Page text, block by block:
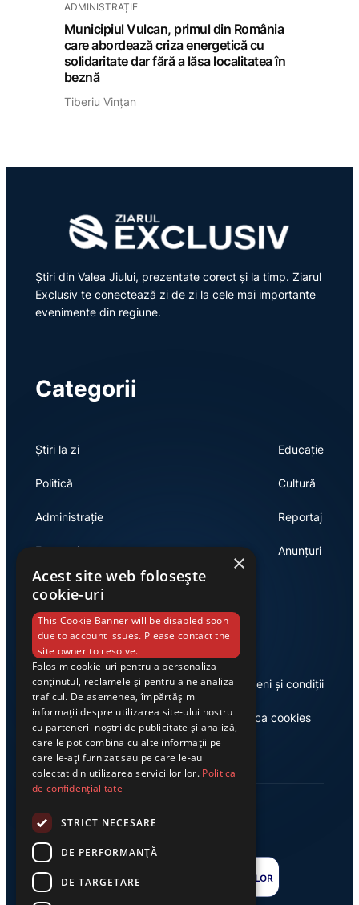
ADMINISTRAȚIE
Municipiul Vulcan, primul din România
care abordează criza energetică cu
solidaritate dar fără a lăsa localitatea în
beznă
Tiberiu Vințan
Știri din Valea Jiului, prezentate corect și la timp. Ziarul
Exclusiv te conectează zi de zi la cele mai importante
evenimente din regiune.
Categorii
Știri la zi
Politică
Administrație
Economie
Educație
Cultură
Reportaj
Anunțuri
Link-uri utile
Despre noi
Casa de editură Exclusiv
Termeni și condiții
Politica cookies
×
Acest site web folosește
cookie-uri
This Cookie Banner will be disabled soon
due to account issues. Please contact the
site owner to resolve.
Folosim cookie-uri pentru a personaliza
conținutul, reclamele și pentru a ne analiza
traficul. De asemenea, împărtășim
informații despre utilizarea site-ului nostru
cu partenerii noștri de publicitate și analiză,
care le pot combina cu alte informații pe
care le-ați furnizat sau pe care le-au
colectat din utilizarea serviciilor lor. Politica
de confidențialitate
STRICT NECESARE
DE PERFORMANȚĂ
DE TARGETARE